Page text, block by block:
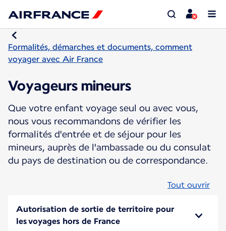
Formalités, démarches et documents, comment
voyager avec Air France
Voyageurs mineurs
Que votre enfant voyage seul ou avec vous,
nous vous recommandons de vérifier les
formalités d'entrée et de séjour pour les
mineurs, auprès de l'ambassade ou du consulat
du pays de destination ou de correspondance.
Tout ouvrir
Autorisation de sortie de territoire pour
les voyages hors de France